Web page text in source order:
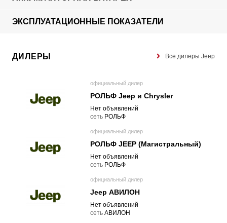
ЭКСПЛУАТАЦИОННЫЕ ПОКАЗАТЕЛИ
ДИЛЕРЫ Все дилеры Jeep
официальный дилер
РОЛЬФ Jeep и Chrysler
Нет объявлений
cеть РОЛЬФ
официальный дилер
РОЛЬФ JEEP (Магистральный)
Нет объявлений
cеть РОЛЬФ
официальный дилер
Jeep АВИЛОН
Нет объявлений
cеть АВИЛОН